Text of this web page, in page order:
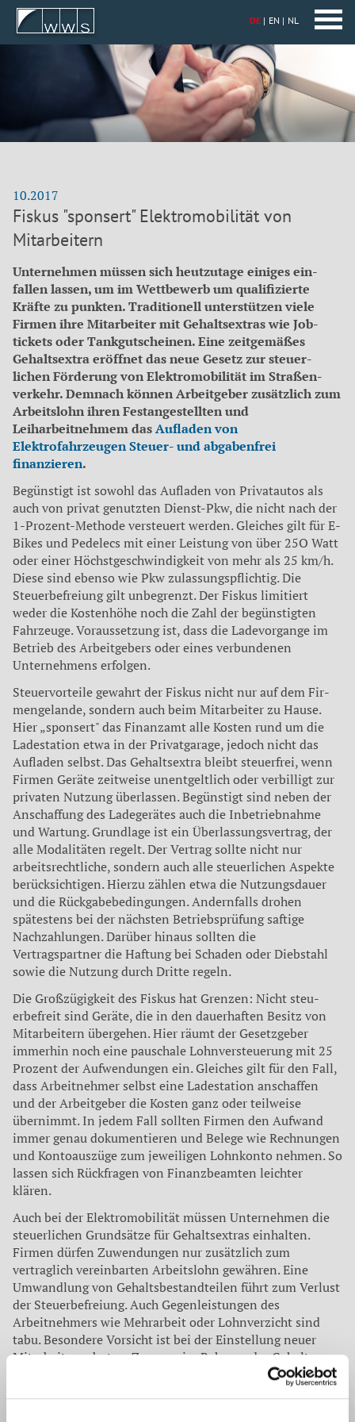
DE EN NL
10.2017
Fiskus "sponsert" Elektromobilität von
Mitarbeitern
Unternehmen müssen sich heutzutage einiges ein­
fallen lassen, um im Wettbewerb um qualifizierte
Kräfte zu punkten. Traditionell unterstützen viele
Firmen ihre Mitarbeiter mit Gehaltsextras wie Job­
tickets oder Tankgutscheinen. Eine zeitgemäßes
Gehaltsextra eröffnet das neue Gesetz zur steuer­
lichen Förderung von Elektromobilität im Straßen­
verkehr. Demnach können Arbeitgeber zusätzlich zum
Arbeitslohn ihren Festangestellten und
Leiharbeitnehmem dasAufladen von
Elektrofahrzeugen Steuer- und abgabenfrei
finanzieren.
Begünstigt ist sowohl das Aufladen von Privatautos als
auch von privat genutzten Dienst-Pkw, die nicht nach der
1-Prozent-Methode versteuert werden. Gleiches gilt für E-
Bikes und Pedelecs mit einer Leistung von über 25O Watt
oder einer Höchstgeschwindigkeit von mehr als 25 km/h.
Diese sind ebenso wie Pkw zulassungs­pflichtig. Die
Steuerbefreiung gilt unbegrenzt. Der Fis­kus limitiert
weder die Kostenhöhe noch die Zahl der begünstigten
Fahrzeuge. Voraussetzung ist, dass die Ladevorgange im
Betrieb des Arbeitgebers oder eines verbundenen
Unternehmens erfolgen.
Steuervorteile gewahrt der Fiskus nicht nur auf dem Fir­
mengelande, sondern auch beim Mitarbeiter zu Hause.
Hier „sponsert" das Finanzamt alle Kosten rund um die
Ladestation etwa in der Privatgarage, jedoch nicht das
Aufladen selbst. Das Gehaltsextra bleibt steuerfrei, wenn
Firmen Geräte zeitweise unentgeltlich oder verbilligt zur
privaten Nutzung überlassen. Begünstigt sind neben der
Anschaffung des Ladegerätes auch die Inbetrieb­nahme
und Wartung. Grundlage ist ein Überlassungs­vertrag, der
alle Modalitäten regelt. Der Vertrag sollte nicht nur
arbeitsrechtliche, sondern auch alle steuerli­chen Aspekte
berücksichtigen. Hierzu zählen etwa die Nutzungsdauer
und die Rückgabebedingungen. An­dernfalls drohen
spätestens bei der nächsten Betriebs­prüfung saftige
Nachzahlungen. Darüber hinaus sollten die
Vertragspartner die Haftung bei Schaden oder Dieb­stahl
sowie die Nutzung durch Dritte regeln.
Die Großzügigkeit des Fiskus hat Grenzen: Nicht steu­
erbefreit sind Geräte, die in den dauerhaften Besitz von
Mitarbeitern übergehen. Hier räumt der Gesetzgeber
immerhin noch eine pauschale Lohnversteuerung mit 25
Prozent der Aufwendungen ein. Gleiches gilt für den Fall,
dass Arbeitnehmer selbst eine Ladestation anschaf­fen
und der Arbeitgeber die Kosten ganz oder teilweise
übernimmt. In jedem Fall sollten Firmen den Aufwand
immer genau dokumentieren und Belege wie Rech­nungen
und Kontoauszüge zum jeweiligen Lohnkonto nehmen. So
lassen sich Rückfragen von Finanzbeamten leichter
klären.
Auch bei der Elektromobilität müssen Unternehmen die
steuerlichen Grundsätze für Gehaltsextras einhal­ten.
Firmen dürfen Zuwendungen nur zusätzlich zum
vertraglich vereinbarten Arbeitslohn gewähren. Eine
Umwandlung von Gehaltsbestandteilen führt zum Ver­lust
der Steuerbefreiung. Auch Gegenleistungen des
Arbeitnehmers wie Mehrarbeit oder Lohnverzicht sind
tabu. Besondere Vorsicht ist bei der Einstellung neuer
Mitarbeiter geboten. Zusagen im Rahmen der Gehalts­
verhandlung wertet das Finanzamt schnell als regulären
Gehaltsbestandteil. Firmen sollten bei Gehaltsextras